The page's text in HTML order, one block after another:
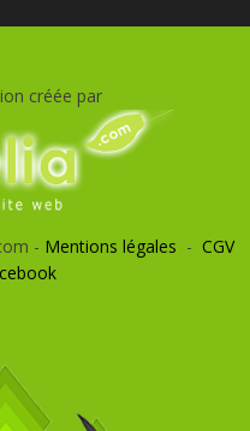
créée par
- Mentions légales - CGV